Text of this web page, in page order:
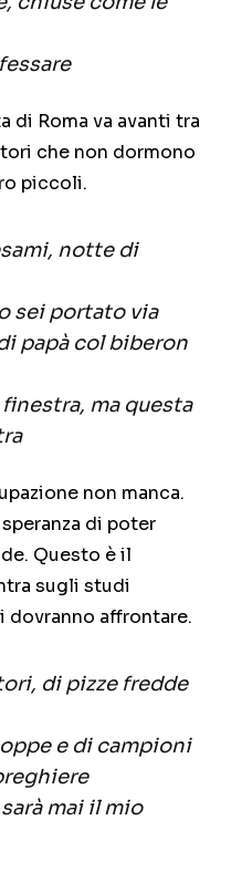
di Roma va avanti tra
che non dormono
piccoli.
notte di
sei portato via
papà col biberon
ma questa
non manca.
di poter
Questo è il
sugli studi
affrontare.
di pizze fredde
e di campioni
mai il mio